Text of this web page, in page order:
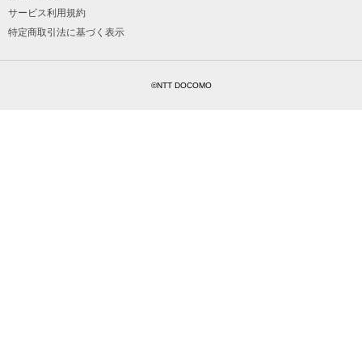
サービス利用規約
特定商取引法に基づく表示
©NTT DOCOMO